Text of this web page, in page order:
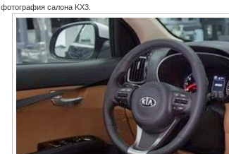
фотография салона KX3.